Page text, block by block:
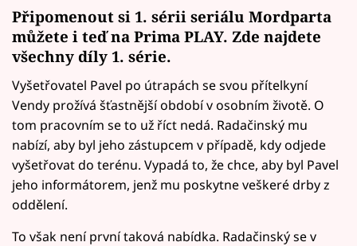
Připomenout si 1. sérii seriálu Mordparta
můžete i teď na Prima PLAY. Zde najdete
všechny díly 1. série.
Vyšetřovatel Pavel po útrapách se svou přítelkyní
Vendy prožívá šťastnější období v osobním životě. O
tom pracovním se to už říct nedá. Radačinský mu
nabízí, aby byl jeho zástupcem v případě, kdy odjede
vyšetřovat do terénu. Vypadá to, že chce, aby byl Pavel
jeho informátorem, jenž mu poskytne veškeré drby z
oddělení.
To však není první taková nabídka. Radačinský se v